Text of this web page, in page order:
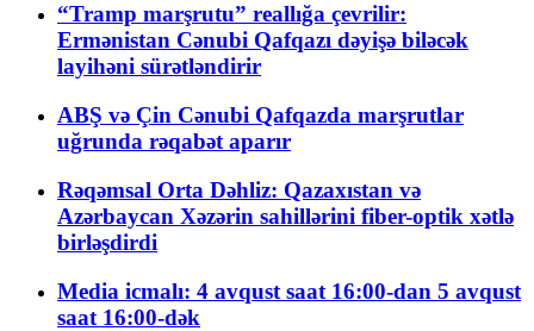
“Tramp marşrutu” reallığa çevrilir:
Ermənistan Cənubi Qafqazı dəyişə biləcək
layihəni sürətləndirir
ABŞ və Çin Cənubi Qafqazda marşrutlar
uğrunda rəqabət aparır
Rəqəmsal Orta Dəhliz: Qazaxıstan və
Azərbaycan Xəzərin sahillərini fiber-optik xətlə
birləşdirdi
Media icmalı: 4 avqust saat 16:00-dan 5 avqust
saat 16:00-dək